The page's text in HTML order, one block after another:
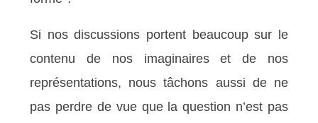
Si nos discussions portent beaucoup sur le
contenu de nos imaginaires et de nos
représentations, nous tâchons aussi de ne
pas perdre de vue que la question n’est pas